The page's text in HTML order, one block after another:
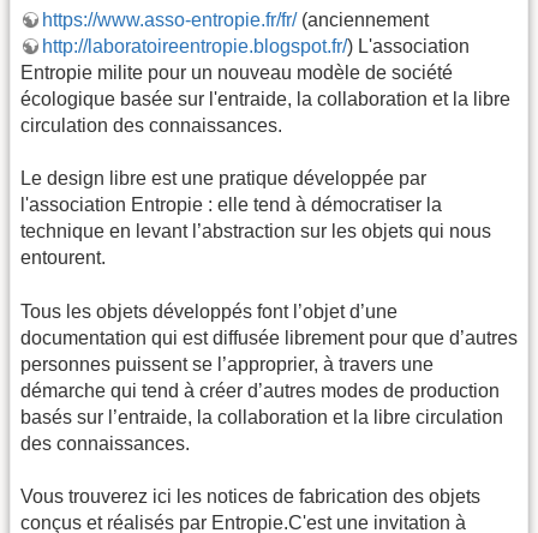
https://www.asso-entropie.fr/fr/(anciennement
http://laboratoireentropie.blogspot.fr/) L'association
Entropie milite pour un nouveau modèle de société
écologique basée sur l'entraide, la collaboration et la libre
circulation des connaissances.
Le design libre est une pratique développée par
l'association Entropie : elle tend à démocratiser la
technique en levant l’abstraction sur les objets qui nous
entourent.
Tous les objets développés font l’objet d’une
documentation qui est diffusée librement pour que d’autres
personnes puissent se l’approprier, à travers une
démarche qui tend à créer d’autres modes de production
basés sur l’entraide, la collaboration et la libre circulation
des connaissances.
Vous trouverez ici les notices de fabrication des objets
conçus et réalisés par Entropie.C'est une invitation à